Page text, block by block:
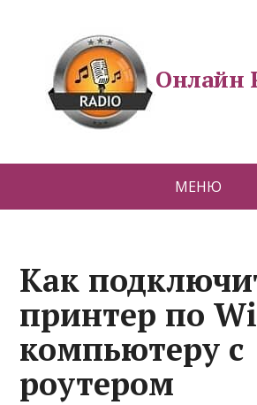
Онлайн
МЕНЮ
Как
принтер по
компьютеру с
роутером